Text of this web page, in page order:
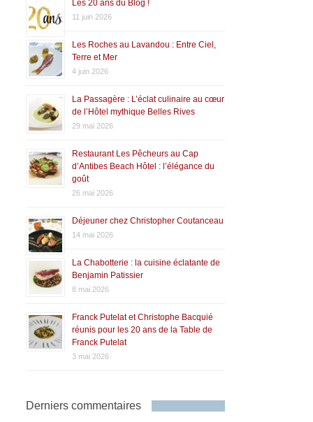
Les 20 ans du Blog !
11 juin 2026
Les Roches au Lavandou : Entre Ciel,
Terre et Mer
4 juin 2026
La Passagère : L’éclat culinaire au cœur
de l’Hôtel mythique Belles Rives
29 mai 2026
Restaurant Les Pêcheurs au Cap
d’Antibes Beach Hôtel : l’élégance du
goût
26 mai 2026
Déjeuner chez Christopher Coutanceau
14 mai 2026
La Chabotterie : la cuisine éclatante de
Benjamin Patissier
8 mai 2026
Franck Putelat et Christophe Bacquié
réunis pour les 20 ans de la Table de
Franck Putelat
3 mai 2026
Derniers commentaires